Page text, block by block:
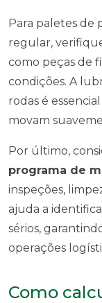
Para paletes de
regular,
como peças de
condições. A
rodas é
movam
Por último,
programa de
inspeções,
ajuda a
sérios,
operações
Como